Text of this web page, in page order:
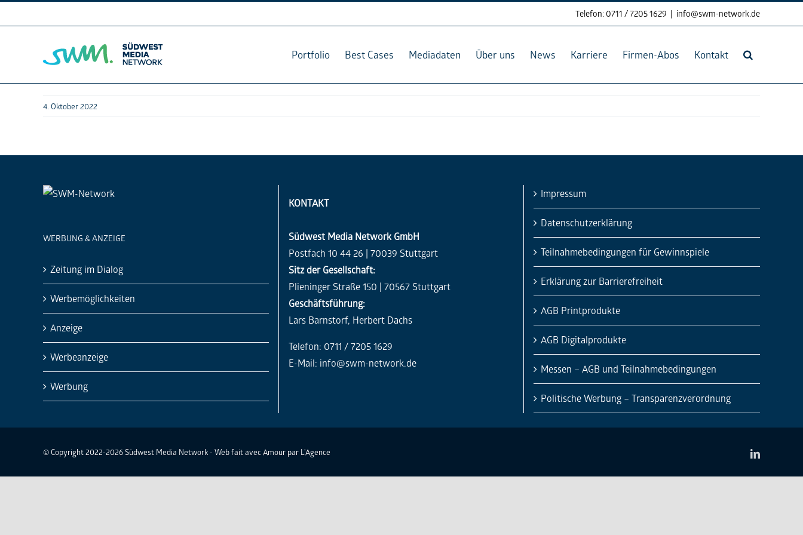
to
Telefon: 0711 / 7205 1629 | info@swm-network.de
Portfolio Best Cases Mediadaten Über uns News Karriere Firmen-Abos Kontakt
4. Oktober 2022
WERBUNG & ANZEIGE
Zeitung im Dialog
Werbemöglichkeiten
Anzeige
Werbeanzeige
Werbung
KONTAKT
Südwest Media Network GmbH
Postfach 10 44 26 | 70039 Stuttgart
Sitz der Gesellschaft:
Plieninger Straße 150 | 70567 Stuttgart
Geschäftsführung:
Lars Barnstorf, Herbert Dachs
Telefon: 0711 / 7205 1629
E-Mail: info@swm-network.de
Impressum
Datenschutzerklärung
Teilnahmebedingungen für Gewinnspiele
Erklärung zur Barrierefreiheit
AGB Printprodukte
AGB Digitalprodukte
Messen – AGB und Teilnahmebedingungen
Politische Werbung – Transparenzverordnung
© Copyright 2022-2026 Südwest Media Network - Web fait avec Amour par L'Agence LinkedIn